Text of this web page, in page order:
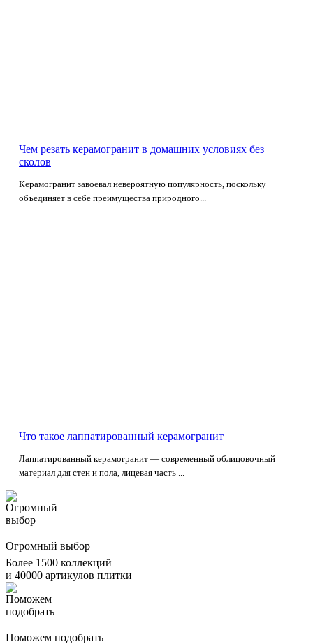
Чем резать керамогранит в домашних условиях без
сколов
Керамогранит завоевал невероятную популярность, поскольку
объединяет в себе преимущества природного...
Что такое лаппатированный керамогранит
Лаппатированный керамогранит — современный облицовочный
материал для стен и пола, лицевая часть ...
Огромный выбор
Более 1500 коллекций
и 40000 артикулов плитки
Поможем подобрать